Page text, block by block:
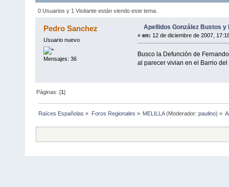
0 Usuarios y 1 Visitante están viendo este tema.
Pedro Sanchez
Usuario nuevo
Mensajes: 36
Apellidos González Bustos y
« en: 12 de diciembre de 2007,
Busco la Defunción de
al parecer vivian en el Barrio
Páginas: [1]
Raíces Españolas » Foros Regionales » MELILLA(Moderador: paulino) »